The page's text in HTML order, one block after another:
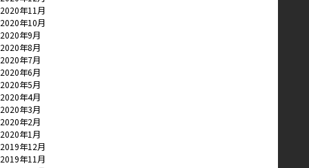
2020年11月
2020年10月
2020年9月
2020年8月
2020年7月
2020年6月
2020年5月
2020年4月
2020年3月
2020年2月
2020年1月
2019年12月
2019年11月